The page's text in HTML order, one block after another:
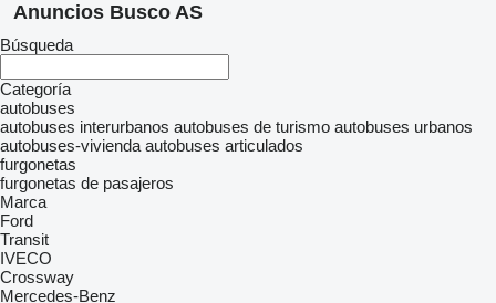
Anuncios Busco AS
Búsqueda
Categoría
autobuses
autobuses interurbanos autobuses de turismo autobuses urbanos
autobuses-vivienda autobuses articulados
furgonetas
furgonetas de pasajeros
Marca
Ford
Transit
IVECO
Crossway
Mercedes-Benz